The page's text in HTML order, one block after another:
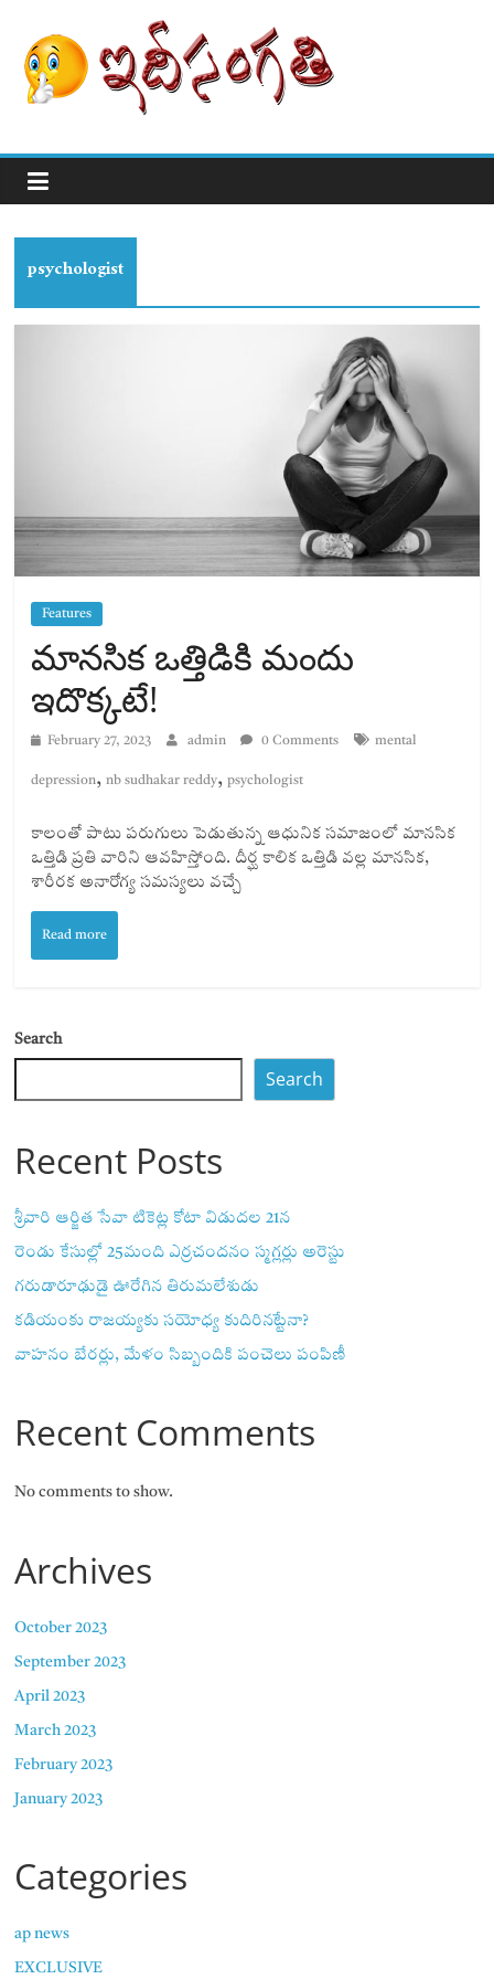
psychologist
Features
మానసిక ఒత్తిడికి మందు
ఇదొక్కటే!
February 27, 2023 admin 0 Comments mental
depression,nb sudhakar reddy,psychologist
కాలంతో పాటు పరుగులు పెడుతున్న ఆధునిక సమాజంలో మానసిక
ఒత్తిడి ప్రతి వారిని ఆవహిస్తోంది. దీర్ఘ కాలిక ఒత్తిడి వల్ల మానసిక,
శారీరక అనారోగ్య సమస్యలు వచ్చే
Read more
Search
Search
Recent Posts
శ్రీవారి ఆర్జిత సేవా టికెట్ల కోటా విడుదల 21న
రెండు కేసుల్లో 25మంది ఎర్రచందనం స్మగ్లర్లు అరెస్టు
గరుడారూఢుడై ఊరేగిన తిరుమలేశుడు
కడియంకు రాజయ్యకు సయోధ్య కుదిరినట్టేనా?
వాహ‌నం బేర‌ర్లు, మేళం సిబ్బందికి పంచెలు పంపిణీ
Recent Comments
No comments to show.
Archives
October 2023
September 2023
April 2023
March 2023
February 2023
January 2023
Categories
ap news
EXCLUSIVE